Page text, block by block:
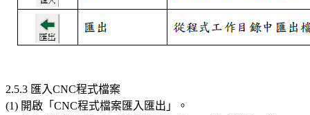
2.5.3 匯入CNC程式檔案
(1) 開啟「CNC程式檔案匯入匯出」。